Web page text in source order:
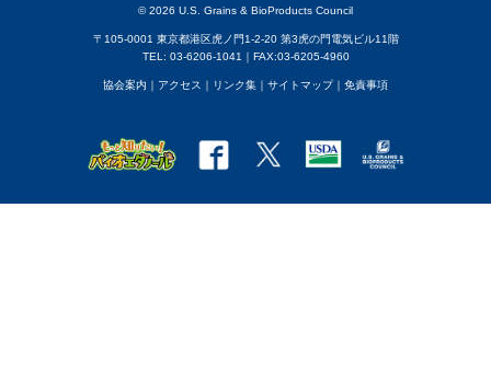
© 2026 U.S. Grains & BioProducts Council
〒105-0001 東京都港区虎ノ門1-2-20 第3虎の門電気ビル11階
TEL: 03-6206-1041｜FAX:03-6205-4960
協会案内 ｜アクセス ｜ リンク集 ｜ サイトマップ｜ 免責事項